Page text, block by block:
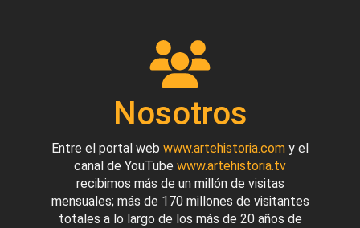
Nosotros
Entre el portal web www.artehistoria.com y el
canal de YouTube www.artehistoria.tv
recibimos más de un millón de visitas
mensuales; más de 170 millones de visitantes
totales a lo largo de los más de 20 años de